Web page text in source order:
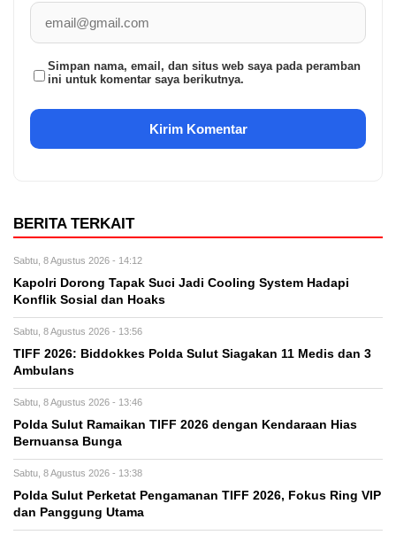
Simpan nama, email, dan situs web saya pada peramban
ini untuk komentar saya berikutnya.
BERITA TERKAIT
Sabtu, 8 Agustus 2026 - 14:12
Kapolri Dorong Tapak Suci Jadi Cooling System Hadapi
Konflik Sosial dan Hoaks
Sabtu, 8 Agustus 2026 - 13:56
TIFF 2026: Biddokkes Polda Sulut Siagakan 11 Medis dan 3
Ambulans
Sabtu, 8 Agustus 2026 - 13:46
Polda Sulut Ramaikan TIFF 2026 dengan Kendaraan Hias
Bernuansa Bunga
Sabtu, 8 Agustus 2026 - 13:38
Polda Sulut Perketat Pengamanan TIFF 2026, Fokus Ring VIP
dan Panggung Utama